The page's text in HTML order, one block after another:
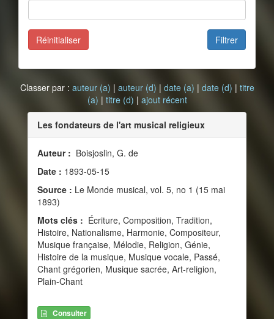
Filtrer
Réinitialiser
Classer par : auteur (a) | auteur (d) | date (a) | date (d) | titre
(a) | titre (d) | ajout récent
Les fondateurs de l'art musical religieux
Auteur : Boisjoslin, G. de
Date : 1893-05-15
Source : Le Monde musical, vol. 5, no 1 (15 mai
1893)
Mots clés : Écriture, Composition, Tradition,
Histoire, Nationalisme, Harmonie, Compositeur,
Musique française, Mélodie, Religion, Génie,
Histoire de la musique, Musique vocale, Passé,
Chant grégorien, Musique sacrée, Art-religion,
Plain-Chant
Consulter